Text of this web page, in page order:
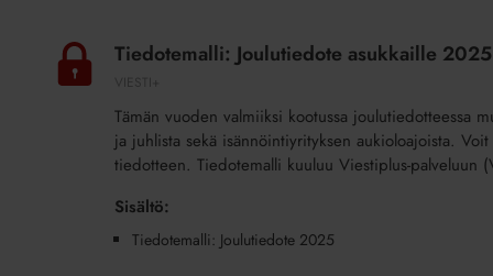
Joulutiedote
asukkaille
2025
(lisäpalvelu)
Tiedotemalli: Joulutiedote asukkaille
Tämän vuoden valmiiksi kootussa joulutiedotteessa
ja juhlista sekä isännöintiyrityksen aukioloajoista.
tiedotteen. Tiedotemalli kuuluu Viestiplus-palveluun
Sisältö:
Tiedotemalli: Joulutiedote 2025